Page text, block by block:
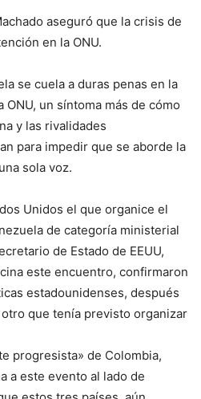
aseguró que la crisis de
en la ONU.
se cuela a duras penas en la
ONU, un síntoma más de cómo
y las rivalidades
para impedir que se aborde la
sola voz.
Unidos el que organice el
de categoría ministerial
de Estado de EEUU,
este encuentro, confirmaron
estadounidenses, después
que tenía previsto organizar
progresista» de Colombia,
a este evento al lado de